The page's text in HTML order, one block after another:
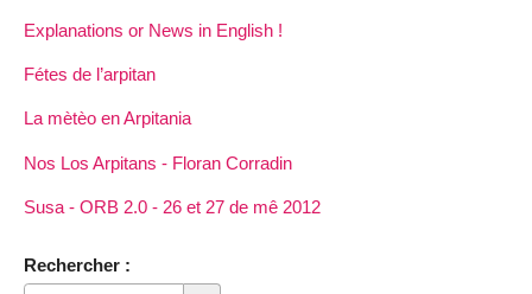
Explanations or News in English !
Fétes de l’arpitan
La mètèo en Arpitania
Nos Los Arpitans - Floran Corradin
Susa - ORB 2.0 - 26 et 27 de mê 2012
Rechercher :